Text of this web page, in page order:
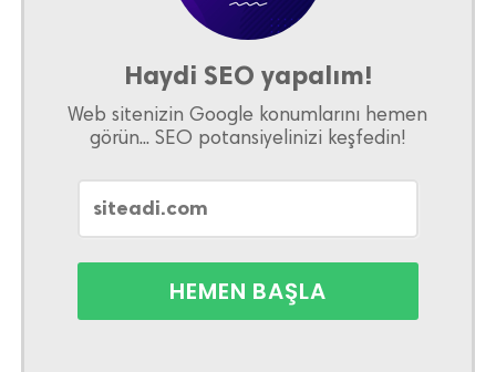
Haydi SEO yapalım!
Web sitenizin Google konumlarını hemen
görün... SEO potansiyelinizi keşfedin!